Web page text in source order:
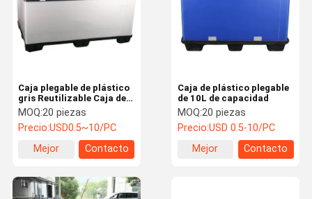
Caja plegable de plástico
gris Reutilizable Caja de
manga de paleta Durable
MOQ:20 piezas
Precio:USD0.5~10/PC
Mejor
Contacto
Caja de plástico plegable
de 10L de capacidad
MOQ:20 piezas
Precio:USD 0.5-10/PC
Mejor
Contacto